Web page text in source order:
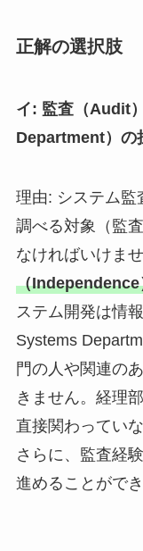
正解の選択肢
イ: 監査（Audit
Department）の
理由: システム監
調べる対象（監
なければいけま
（Independence
ステム開発は情
Systems
門の人や関連の
きません。経理
直接関わってい
さらに、監査経
進めることができ